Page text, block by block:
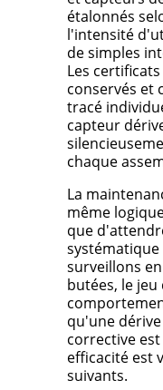
étalonnés
l'intensité
de simples
Les
conservés et
tracé
capteur
chaque
La
même
que
systématique
surveillons
butées, le
qu'une
corrective
efficacité est
suivants.